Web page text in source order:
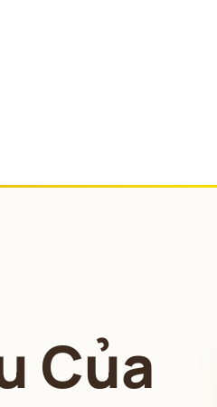
Của